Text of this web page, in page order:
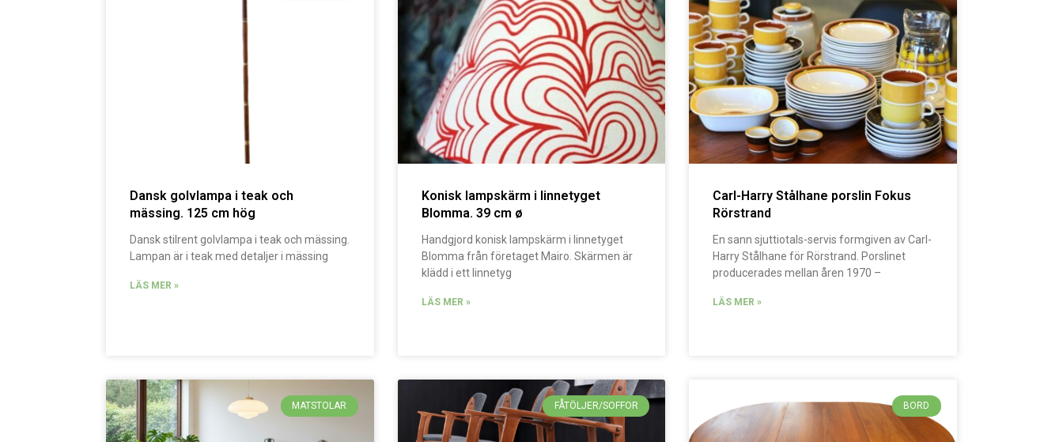
Dansk golvlampa i teak och
mässing. 125 cm hög
Dansk stilrent golvlampa i teak och mässing.
Lampan är i teak med detaljer i mässing
LÄS MER »
Konisk lampskärm i linnetyget
Blomma. 39 cm ø
Handgjord konisk lampskärm i linnetyget
Blomma från företaget Mairo. Skärmen är
klädd i ett linnetyg
LÄS MER »
Carl-Harry Stålhane porslin Fokus
Rörstrand
En sann sjuttiotals-servis formgiven av Carl-
Harry Stålhane för Rörstrand. Porslinet
producerades mellan åren 1970 –
LÄS MER »
MATSTOLAR FÅTÖLJER/SOFFOR BORD